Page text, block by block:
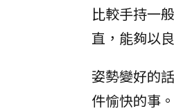
比較手持一
直，能夠以
姿勢變好的
件愉快的事。